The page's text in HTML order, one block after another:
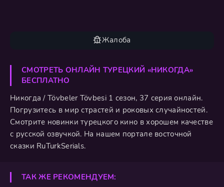
Жалоба
СМОТРЕТЬ ОНЛАЙН ТУРЕЦКИЙ «НИКОГДА»
БЕСПЛАТНО
Никогда / Tövbeler Tövbesi 1 сезон, 37 серия онлайн.
Погрузитесь в мир страстей и роковых случайностей.
Смотрите новинки турецкого кино в хорошем качестве
с русской озвучкой. На нашем портале восточной
сказки RuTurkSerials.
ТАК ЖЕ РЕКОМЕНДУЕМ: